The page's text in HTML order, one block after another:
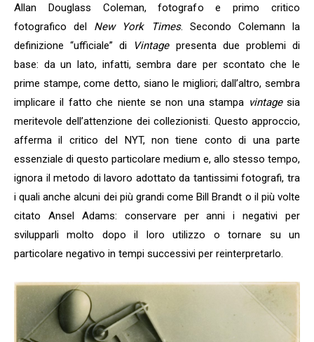
Allan Douglass Coleman, fotografo e primo critico
fotografico del New York Times. Secondo Colemann la
definizione “ufficiale” di
Vintagepresenta due problemi di
base: da un lato, infatti, sembra dare per scontato che le
prime stampe, come detto, siano le migliori; dall’altro, sembra
implicare il fatto che niente se non una stampa vintagesia
meritevole dell’attenzione dei collezionisti. Questo approccio,
afferma il critico del NYT, non tiene conto di una parte
essenziale di questo particolare medium e, allo stesso tempo,
ignora il metodo di lavoro adottato da tantissimi fotografi, tra
i quali anche alcuni dei più grandi come Bill Brandt o il più volte
citato Ansel Adams: conservare per anni i negativi per
svilupparli molto dopo il loro utilizzo o tornare su un
particolare negativo in tempi successivi per reinterpretarlo.